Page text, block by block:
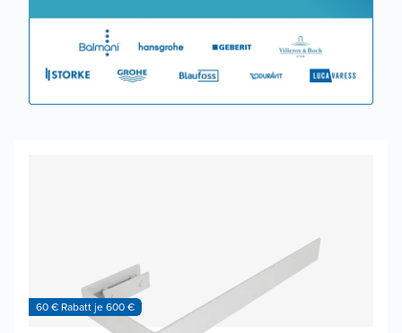
60 € Rabatt je 600 €